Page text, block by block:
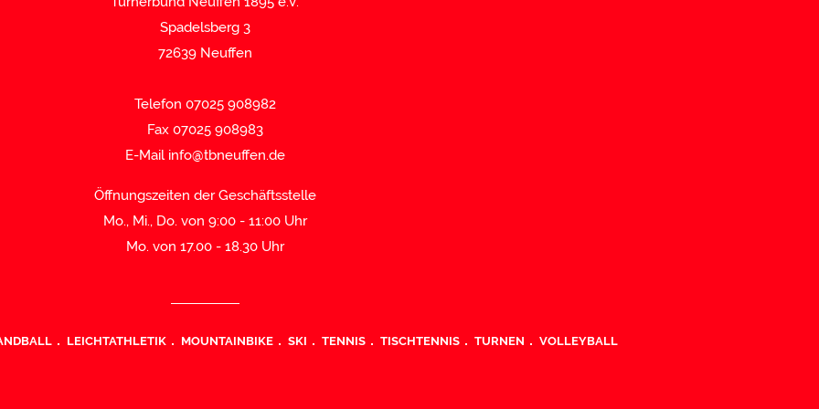
Spadelsberg 3
72639 Neuffen
Telefon 07025 908982
Fax 07025 908983
E-Mail info@tbneuffen.de
Öffnungszeiten der Geschäftsstelle
Mo., Mi., Do. von 9:00 - 11:00 Uhr
Mo. von 17.00 - 18.30 Uhr
LEICHTATHLETIK MOUNTAINBIKE SKI TENNIS TISCHTENNIS TURNEN VOLLEYBALL